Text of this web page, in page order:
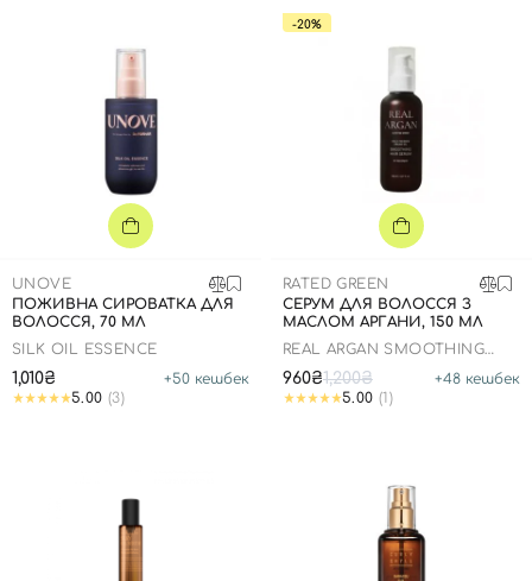
UNOVE
ПОЖИВНА СИРОВАТКА ДЛЯ
ВОЛОССЯ, 70 МЛ
SILK OIL ESSENCE
1,010₴ +50 кешбек
5.00 (3)
-20%
RATED GREEN
СЕРУМ ДЛЯ ВОЛОССЯ З
МАСЛОМ АРГАНИ, 150 МЛ
REAL ARGAN SMOOTHING
960₴1,200₴ +48 кешбек
5.00 (1)